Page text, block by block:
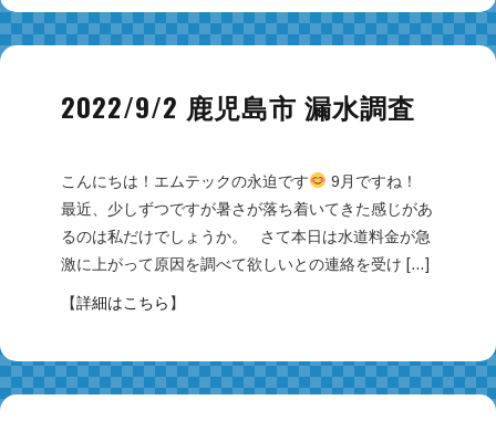
2022/9/2 鹿児島市 漏水調査
こんにちは！エムテックの永迫です
9月ですね！
最近、少しずつですが暑さが落ち着いてきた感じがあ
るのは私だけでしょうか。 さて本日は水道料金が急
激に上がって原因を調べて欲しいとの連絡を受け […]
【詳細はこちら 】